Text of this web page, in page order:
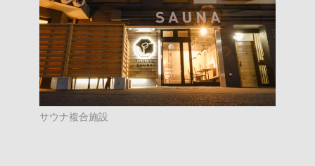
サウナ複合施設